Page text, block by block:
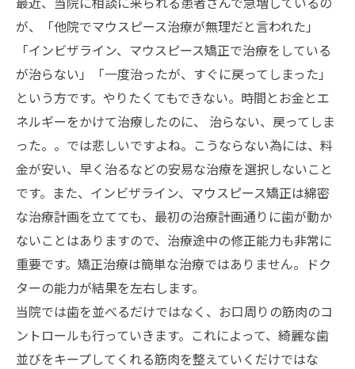
が、「他院でマウスピース治療が無理だと言われた」
「インビザライン、マウスピース矯正で治療をしている
が治らない」「一度治ったが、すぐに戻ってしまった」
という方です。やりたくてもできない。時間とお金とエ
ネルギーをかけて治療したのに、 治らない、戻ってしま
った。。では悲しいですよね。こうならない為には、料
金が安い、早く治るなどの安易な治療を選択しないこと
です。また、インビザライン、マウスピース矯正は綿密
な治療計画を立てても、最初の治療計画通りに歯が動か
ないことはありますので、治療途中の修正能力も非常に
重要です。矯正治療は簡単な治療ではありません。ドク
ターの能力が結果を左右します。
当院では歯を並べるだけではなく、お口周りの筋肉のコ
ントロールも行っていきます。これによって、綺麗な歯
並びをキープしてくれる筋肉を整えていくだけではな